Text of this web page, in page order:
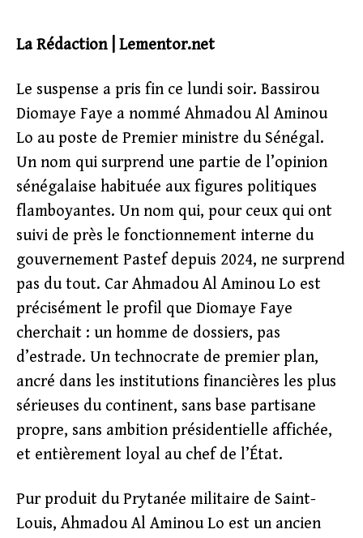
La Rédaction | Lementor.net
Le suspense a pris fin ce lundi soir. Bassirou
Diomaye Faye a nommé Ahmadou Al Aminou
Lo au poste de Premier ministre du Sénégal.
Un nom qui surprend une partie de l’opinion
sénégalaise habituée aux figures politiques
flamboyantes. Un nom qui, pour ceux qui ont
suivi de près le fonctionnement interne du
gouvernement Pastef depuis 2024, ne surprend
pas du tout. Car Ahmadou Al Aminou Lo est
précisément le profil que Diomaye Faye
cherchait : un homme de dossiers, pas
d’estrade. Un technocrate de premier plan,
ancré dans les institutions financières les plus
sérieuses du continent, sans base partisane
propre, sans ambition présidentielle affichée,
et entièrement loyal au chef de l’État.
Pur produit du Prytanée militaire de Saint-
Louis, Ahmadou Al Aminou Lo est un ancien